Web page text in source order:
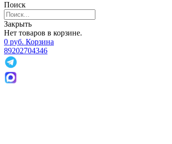
Поиск
Закрыть
Нет товаров в корзине.
0 руб. Корзина
89202704346